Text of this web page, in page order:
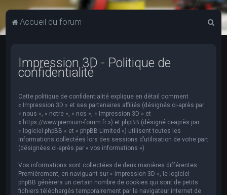
Accueil du forum
Impression 3D - Politique de
confidentialité
Cette politique de confidentialité explique en détail comment
« Impression 3D » et ses partenaires affiliés (désignés ci-après par
« nous », « notre », « nos », « Impression 3D » et
« https://www.premium-forum.fr ») et phpBB (désigné ci-après par
« logiciel phpBB » et « phpBB Limited ») utilisent toutes les
informations collectées lors des sessions d’utilisation de votre part
(désignées ci-après par « vos informations »).
Vos informations sont collectées de deux manières différentes.
Premièrement, en naviguant sur « Impression 3D », le logiciel
phpBB génèrera un certain nombre de cookies qui sont de petits
fichiers téléchargés temporairement par le navigateur internet de